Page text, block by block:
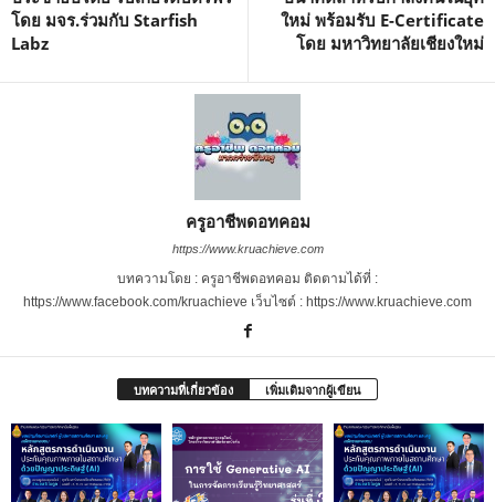
โดย มจร.ร่วมกับ Starfish
Labz
ใหม่ พร้อมรับ E-Certificate
โดย มหาวิทยาลัยเชียงใหม่
ครูอาชีพดอทคอม
https://www.kruachieve.com
บทความโดย : ครูอาชีพดอทคอม ติดตามได้ที่ :
https://www.facebook.com/kruachieve เว็บไซต์ : https://www.kruachieve.com
บทความที่เกี่ยวข้อง เพิ่มเติมจากผู้เขียน